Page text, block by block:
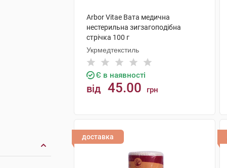
Arbor Vitae Вата медична
нестерильна зигзагоподібна
стрічка 100 г
Укрмедтекстиль
Є в наявності
від 45.00 грн
доставка